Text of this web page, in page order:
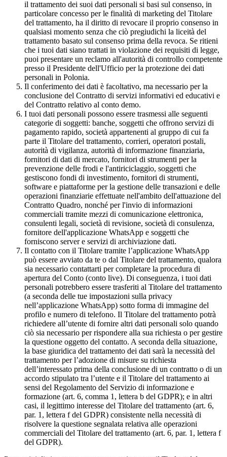
il trattamento dei suoi dati personali si basi sul consenso, in
particolare concesso per le finalità di marketing del Titolare
del trattamento, ha il diritto di revocare il proprio consenso in
qualsiasi momento senza che ciò pregiudichi la liceità del
trattamento basato sul consenso prima della revoca. Se ritieni
che i tuoi dati siano trattati in violazione dei requisiti di legge,
puoi presentare un reclamo all'autorità di controllo competente
presso il Presidente dell'Ufficio per la protezione dei dati
personali in Polonia.
Il conferimento dei dati è facoltativo, ma necessario per la
conclusione del Contratto di servizi informativi ed educativi e
del Contratto relativo al conto demo.
I tuoi dati personali possono essere trasmessi alle seguenti
categorie di soggetti: banche, soggetti che offrono servizi di
pagamento rapido, società appartenenti al gruppo di cui fa
parte il Titolare del trattamento, corrieri, operatori postali,
autorità di vigilanza, autorità di informazione finanziaria,
fornitori di dati di mercato, fornitori di strumenti per la
prevenzione delle frodi e l'antiriciclaggio, soggetti che
gestiscono fondi di investimento, fornitori di strumenti,
software e piattaforme per la gestione delle transazioni e delle
operazioni finanziarie effettuate nell'ambito dell'attuazione del
Contratto Quadro, nonché per l'invio di informazioni
commerciali tramite mezzi di comunicazione elettronica,
consulenti legali, società di revisione, società di consulenza,
fornitore dell'applicazione WhatsApp e soggetti che
forniscono server e servizi di archiviazione dati.
Il contatto con il Titolare tramite l’applicazione WhatsApp
può essere avviato da te o dal Titolare del trattamento, qualora
sia necessario contattarti per completare la procedura di
apertura del Conto (conto live). Di conseguenza, i tuoi dati
personali potrebbero essere trasferiti al Titolare del trattamento
(a seconda delle tue impostazioni sulla privacy
nell’applicazione WhatsApp) sotto forma di immagine del
profilo e numero di telefono. Il Titolare del trattamento potrà
richiedere all’utente di fornire altri dati personali solo quando
ciò sia necessario per rispondere alla sua richiesta o per gestire
la questione oggetto del contatto. A seconda della situazione,
la base giuridica del trattamento dei dati sarà la necessità del
trattamento per l’adozione di misure su richiesta
dell’interessato prima della conclusione di un contratto o di un
accordo stipulato tra l’utente e il Titolare del trattamento ai
sensi del Regolamento del Servizio di informazione e
formazione (art. 6, comma 1, lettera b del GDPR); e in altri
casi, il legittimo interesse del Titolare del trattamento (art. 6,
par. 1, lettera f del GDPR) consistente nella necessità di
risolvere la questione segnalata relativa alle operazioni
commerciali del Titolare del trattamento (art. 6, par. 1, lettera f
del GDPR).